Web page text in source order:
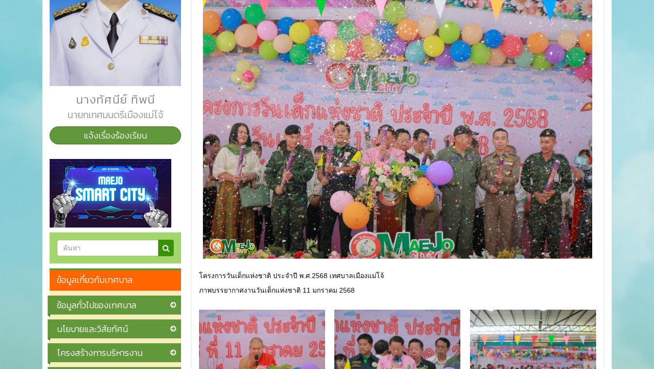
นางทัศนีย์ ทิพนี
นายกเทศมนตรีเมืองแม่โจ้
แจ้งเรื่องร้องเรียน
ข้อมูลเกี่ยวกับเทศบาล
ข้อมูลทั่วไปของเทศบาล
นโยบายและวิสัยทัศน์
โครงสร้างการบริหารงาน
โครงการวันเด็กแห่งชาติ ประจำปี พ.ศ.2568 เทศบาลเมืองแม่โจ้
ภาพบรรยากาศงานวันเด็กแห่งชาติ 11 มกราคม 2568